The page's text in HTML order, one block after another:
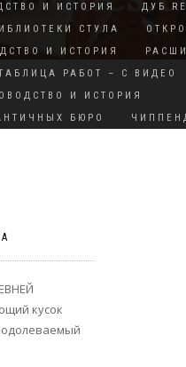
И ИСТОРИЯ
ДУБ
СТУЛА
И ИСТОРИЯ
РАБОТ – С ВИДЕО
И ИСТОРИЯ
БЮРО
кусок